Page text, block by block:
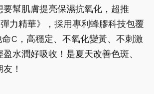
要幫肌膚提亮保濕抗氧化，超推
彈力精華》，採用專利蜂膠科技包覆
命C，高穩定、不氧化變黃、不刺激
水潤好吸收！是夏天改善色斑、
！